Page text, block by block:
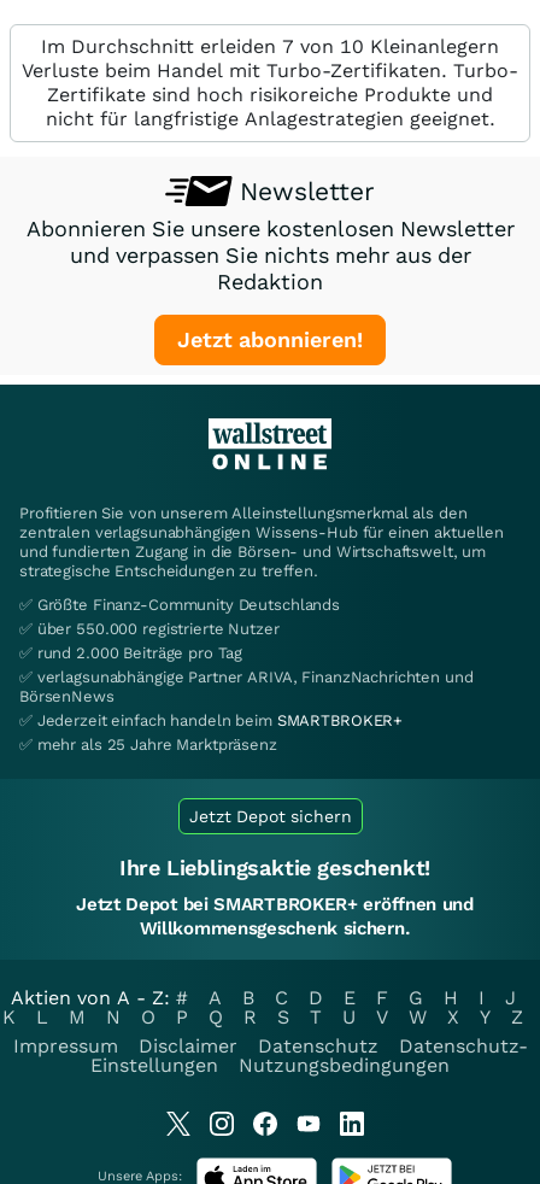
Im Durchschnitt erleiden 7 von 10 Kleinanlegern
Verluste beim Handel mit Turbo-Zertifikaten. Turbo-
Zertifikate sind hoch risikoreiche Produkte und
nicht für langfristige Anlagestrategien geeignet.
Newsletter
Abonnieren Sie unsere kostenlosen Newsletter
und verpassen Sie nichts mehr aus der
Redaktion
Jetzt abonnieren!
Profitieren Sie von unserem Alleinstellungsmerkmal als den
zentralen verlagsunabhängigen Wissens-Hub für einen aktuellen
und fundierten Zugang in die Börsen- und Wirtschaftswelt, um
strategische Entscheidungen zu treffen.
✅ Größte Finanz-Community Deutschlands
✅ über 550.000 registrierte Nutzer
✅ rund 2.000 Beiträge pro Tag
✅ verlagsunabhängige Partner ARIVA, FinanzNachrichten und
BörsenNews
✅ Jederzeit einfach handeln beim SMARTBROKER+
✅ mehr als 25 Jahre Marktpräsenz
Jetzt Depot sichern
Ihre Lieblingsaktie geschenkt!
Jetzt Depot bei SMARTBROKER+ eröffnen und
Willkommensgeschenk sichern.
Aktien von A - Z: # A B C D E F G H I
J
K
L M N O P Q R S T U V W X Y
Z
Impressum
Disclaimer Datenschutz
Datenschutz-
Einstellungen
Nutzungsbedingungen
Unsere Apps: